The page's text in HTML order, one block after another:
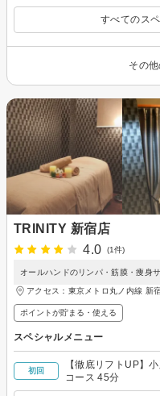
すべてのス
その
TRINITY 新宿店
4.0
(1件)
オールハンドのリンパ・筋膜・痩身
アクセス：東京メトロ丸ノ内線 新
ポイントが貯まる・使える
スペシャルメニュー
初回
【徹底リフトUP】
コース 45分